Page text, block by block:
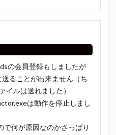
の会員登録もしましたが
ることが出来ません（ち
イルは送れました）
は動作を停止しまし
で何が原因なのかさっぱり